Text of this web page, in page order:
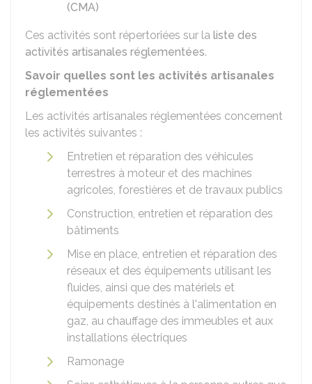
(CMA)
Ces activités sont répertoriées sur la liste des
activités artisanales réglementées.
Savoir quelles sont les activités artisanales
réglementées
Les activités artisanales réglementées concernent
les activités suivantes :
Entretien et réparation des véhicules
terrestres à moteur et des machines
agricoles, forestières et de travaux publics
Construction, entretien et réparation des
bâtiments
Mise en place, entretien et réparation des
réseaux et des équipements utilisant les
fluides, ainsi que des matériels et
équipements destinés à l'alimentation en
gaz, au chauffage des immeubles et aux
installations électriques
Ramonage